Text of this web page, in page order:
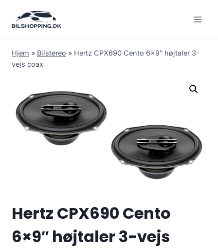
Hjem » Bilstereo » Hertz CPX690 Cento 6×9″ højtaler 3-
vejs coax
Hertz CPX690 Cento
6×9″ højtaler 3-vejs